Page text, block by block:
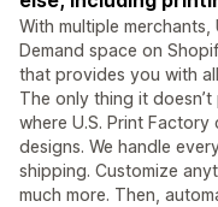
With multiple merchants,
Demand space on
that provides you with
The only thing it
where U.S. Print Factory
designs. We handle
shipping. Customize
much more. Then,